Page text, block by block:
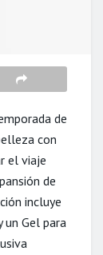
de
con
el viaje
de
incluye
un Gel para